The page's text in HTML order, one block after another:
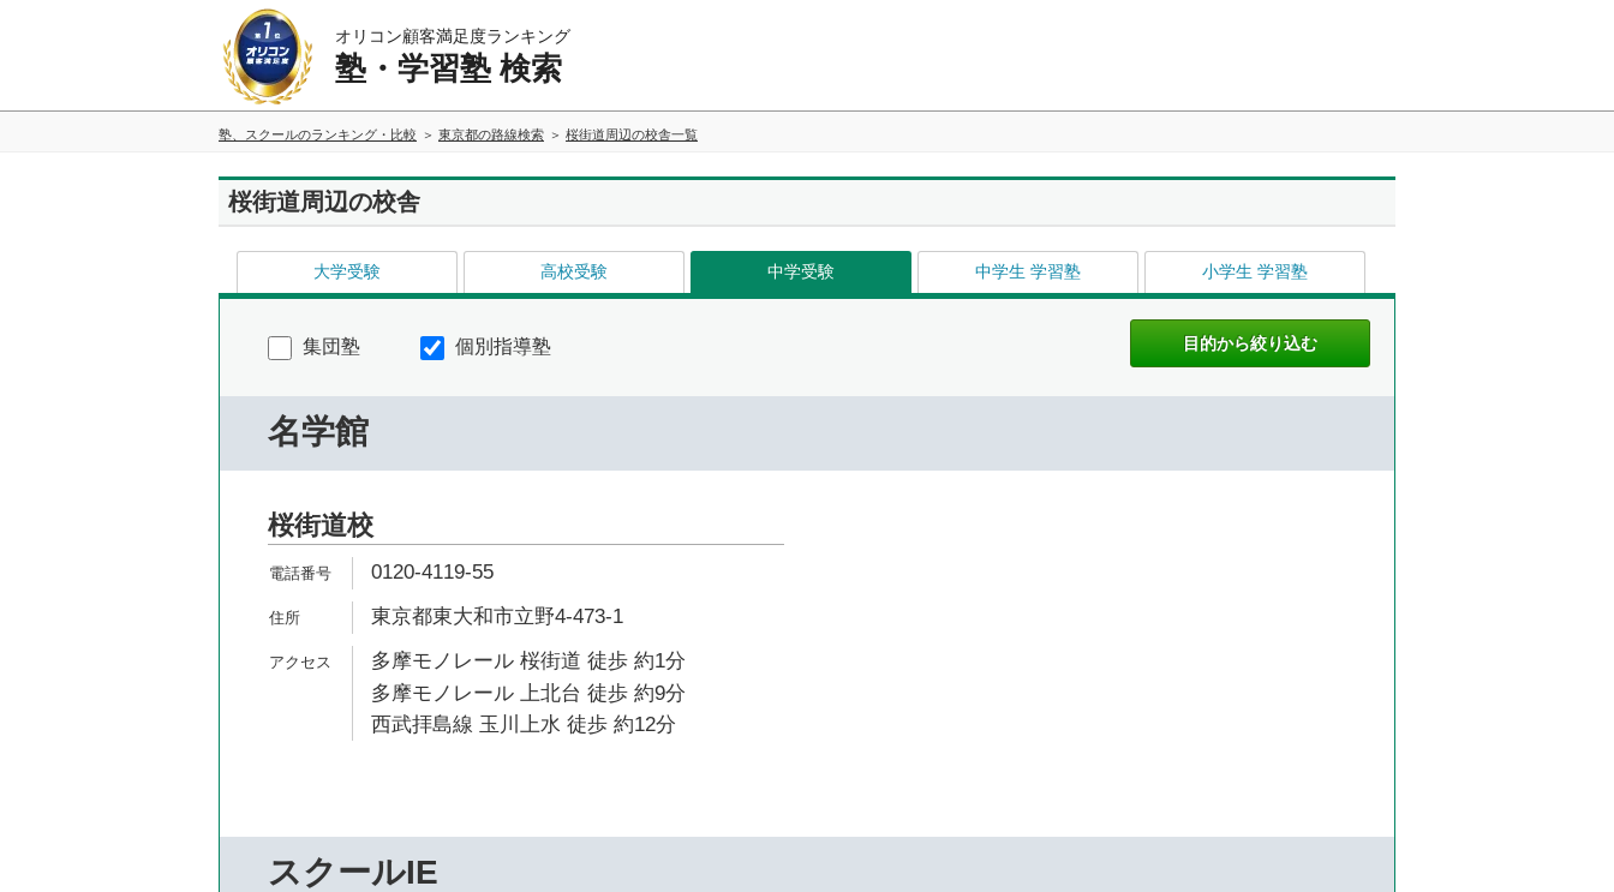
オリコン顧客満足度ランキング
塾・学習塾 検索
塾、スクールのランキング・比較 東京都の路線検索 桜街道周辺の校舎一覧
桜街道周辺の校舎
大学受験 高校受験 中学受験 中学生 学習塾 小学生 学習塾
集団塾 個別指導塾
名学館
桜街道校
0120-4119-55
東京都東大和市立野4-473-1
多摩モノレール 桜街道 徒歩 約1分
多摩モノレール 上北台 徒歩 約9分
西武拝島線 玉川上水 徒歩 約12分
スクールIE